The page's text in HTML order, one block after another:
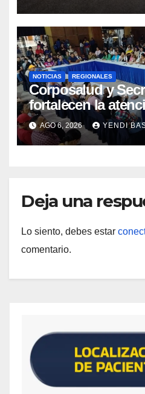
NOTICIAS REGIONALES
Corposalud y
fortalecen la
municipios
AGO 6, 2026 YENDI
Deja una
Lo siento, debes estar
comentario.